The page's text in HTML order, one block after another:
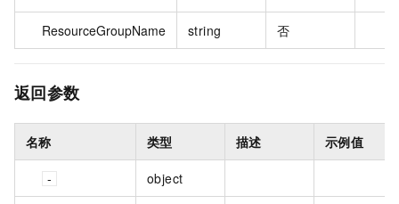
ResourceGroupName string 否
返回参数
名称 类型 描述 示例值
object